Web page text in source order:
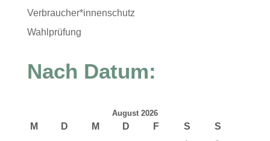
Verbraucher*innenschutz
Wahlprüfung
Nach Datum:
August 2026
M D M D F S
S